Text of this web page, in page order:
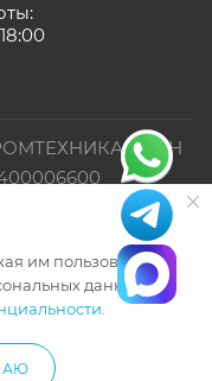
ИНН
INDUSTRIES
им пользоваться,
данных в